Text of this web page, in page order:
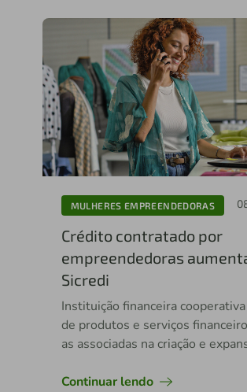
MULHERES EMPREENDEDORAS
Crédito contratado por
empreendedoras
Sicredi
Instituição financeira
de produtos e serviços
as associadas na criação e
Continuar lendo